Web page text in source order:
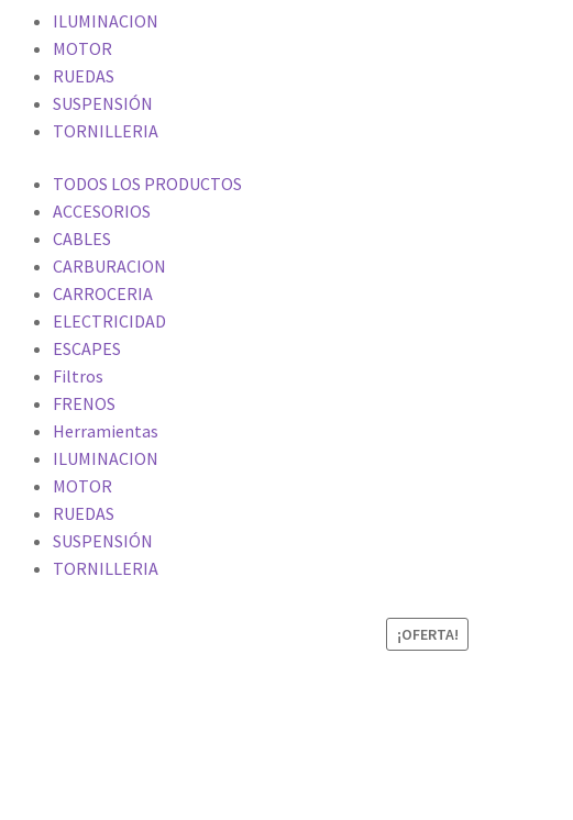
ILUMINACION
MOTOR
RUEDAS
SUSPENSIÓN
TORNILLERIA
TODOS LOS PRODUCTOS
ACCESORIOS
CABLES
CARBURACION
CARROCERIA
ELECTRICIDAD
ESCAPES
Filtros
FRENOS
Herramientas
ILUMINACION
MOTOR
RUEDAS
SUSPENSIÓN
TORNILLERIA
¡OFERTA!